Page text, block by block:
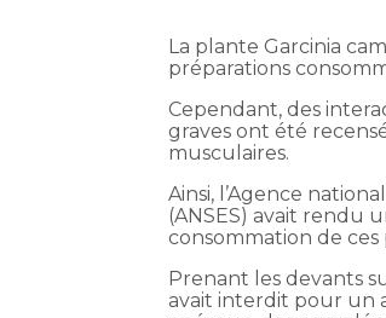
La plante Garcinia
préparations
Cependant, des
graves ont été
musculaires.
Ainsi, l’Agence
(ANSES) avait rendu
consommation de ces
Prenant les devants
avait interdit pour un